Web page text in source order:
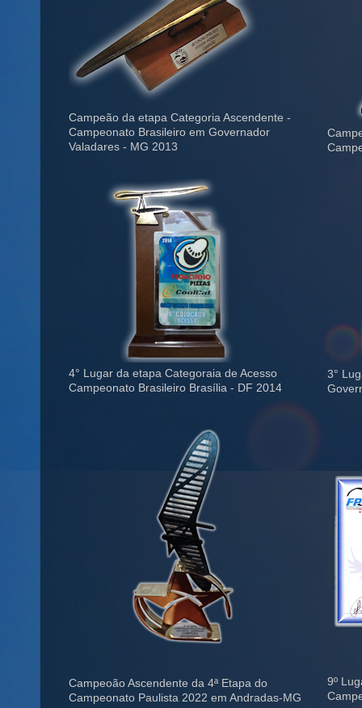
Campeão da etapa Categoria Ascendente -
Campeonato Brasileiro em Governador
Valadares - MG 2013
4° Lugar da etapa Categoraia de Acesso
Campeonato Brasileiro Brasília - DF 2014
Campeoão Ascendente da 4ª Etapa do
Campeonato Paulista 2022 em Andradas-MG
3°
9º